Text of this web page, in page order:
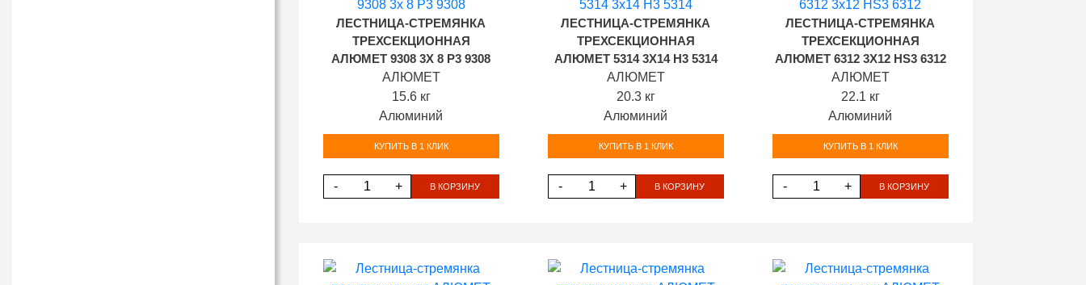
ЛЕСТНИЦА-СТРЕМЯНКА
ТРЕХСЕКЦИОННАЯ
АЛЮМЕТ 9308 3Х 8 P3 9308
АЛЮМЕТ
15.6 кг
Алюминий
КУПИТЬ В 1 КЛИК
- + В КОРЗИНУ
ЛЕСТНИЦА-СТРЕМЯНКА
ТРЕХСЕКЦИОННАЯ
АЛЮМЕТ 5314 3Х14 H3 5314
АЛЮМЕТ
20.3 кг
Алюминий
КУПИТЬ В 1 КЛИК
- + В КОРЗИНУ
ЛЕСТНИЦА-СТРЕМЯНКА
ТРЕХСЕКЦИОННАЯ
АЛЮМЕТ 6312 3Х12 HS3 6312
АЛЮМЕТ
22.1 кг
Алюминий
КУПИТЬ В 1 КЛИК
- + В КОРЗИНУ